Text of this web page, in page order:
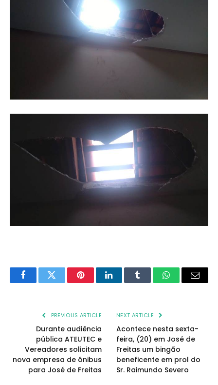
FacebookTwitter PinterestLinkedInTumblr WhatsAppEmail
PREVIOUS ARTICLE
Durante audiência
pública ATEUTEC e
Vereadores solicitam
nova empresa de ônibus
para José de Freitas
NEXT ARTICLE
Acontece nesta sexta-
feira, (20) em José de
Freitas um bingão
beneficente em prol do
Sr. Raimundo Severo